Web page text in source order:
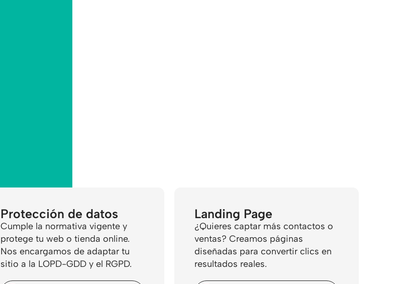
Protección de datos
Cumple la normativa vigente y
protege tu web o tienda online.
Nos encargamos de adaptar tu
sitio a la LOPD-GDD y el RGPD.
Landing Page
¿Quieres captar más contactos o
ventas? Creamos páginas
diseñadas para convertir clics en
resultados reales.